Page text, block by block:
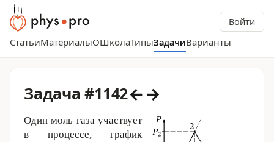
Войти
СтатьиМатериалыОШколаТипыЗадачиВарианты
Задача #1142←→
Один моль газа участвует
в процессе, график